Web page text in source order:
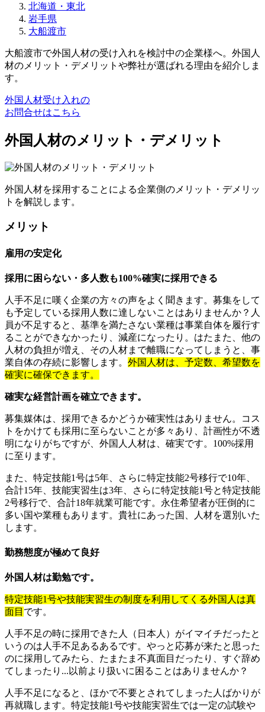
北海道・東北
岩手県
大船渡市
大船渡市で外国人材の受け入れを検討中の企業様へ。外国人
材のメリット・デメリットや弊社が選ばれる理由を紹介しま
す。
外国人材受け入れの
お問合せはこちら
外国人材のメリット・デメリット
外国人材を採用することによる企業側のメリット・デメリッ
トを解説します。
メリット
雇用の安定化
採用に困らない・多人数も100%確実に採用できる
人手不足に嘆く企業の方々の声をよく聞きます。募集をして
も予定している採用人数に達しないことはありませんか？人
員が不足すると、基準を満たさない業種は事業自体を履行す
ることができなかったり、減産になったり。はたまた、他の
人材の負担が増え、その人材まで離職になってしまうと、事
業自体の存続に影響します。 外国人材は、予定数、希望数を
確実に確保できます。
確実な経営計画を確立できます。
募集媒体は、採用できるかどうか確実性はありません。コス
トをかけても採用に至らないことが多々あり、計画性が不透
明になりがちですが、外国人人材は、確実です。100%採用
に至ります。
また、特定技能1号は5年、さらに特定技能2号移行で10年、
合計15年、技能実習生は3年、さらに特定技能1号と特定技能
2号移行で、合計18年就業可能です。永住希望者が圧倒的に
多い国や業種もあります。貴社にあった国、人材を選別いた
します。
勤務態度が極めて良好
外国人材は勤勉です。
特定技能1号や技能実習生の制度を利用してくる外国人は真
面目 です。
人手不足の時に採用できた人（日本人）がイマイチだったと
いうのは人手不足あるあるです。やっと応募が来たと思った
のに採用してみたら、たまたま不真面目だったり、すぐ辞め
てしまったり...以前より扱いに困ることはありませんか？
人手不足になると、ほかで不要とされてしまった人ばかりが
再就職します。特定技能1号や技能実習生では一定の試験や